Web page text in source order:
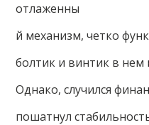
отлаженны
й механизм, четко
болтик и винтик в
Однако, случился
пошатнул